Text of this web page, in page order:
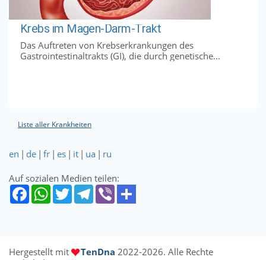
Krebs im Magen-Darm-Trakt
Das Auftreten von Krebserkrankungen des
Gastrointestinaltrakts (GI), die durch genetische...
Liste aller Krankheiten
en | de | fr | es | it | ua | ru
Auf sozialen Medien teilen:
Hergestellt mit TenDna 2022-2026. Alle Rechte